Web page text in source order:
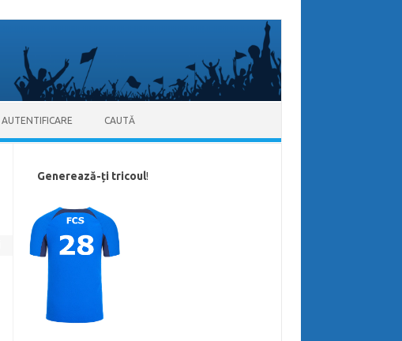
AUTENTIFICARE CAUTĂ
Generează-ți tricoul!